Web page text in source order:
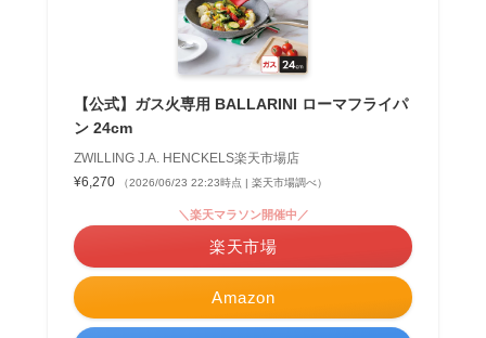
【公式】ガス火専用 BALLARINI ローマフライパ
ン 24cm
ZWILLING J.A. HENCKELS楽天市場店
¥6,270
（2026/06/23 22:23時点 | 楽天市場調べ）
Amazon
＼楽天マラソン開催中／
楽天市場